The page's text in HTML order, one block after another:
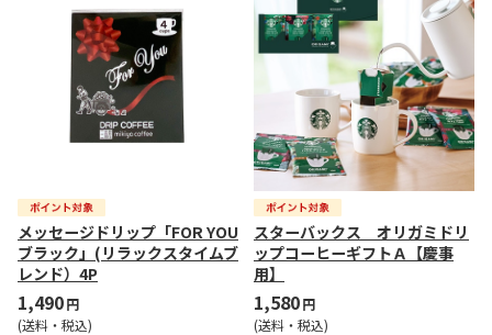
メッセージドリップ「FOR YOU
ブラック」(リラックスタイムブ
レンド）4P
1,490円
(送料・税込)
スターバックス オリガミドリ
ップコーヒーギフトＡ【慶事
用】
1,580円
(送料・税込)